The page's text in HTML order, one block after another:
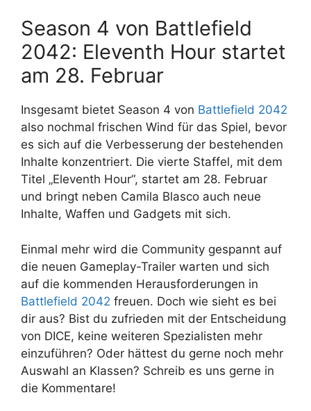
Season 4 von Battlefield
2042: Eleventh Hour startet
am 28. Februar
Insgesamt bietet Season 4 von Battlefield 2042
also nochmal frischen Wind für das Spiel, bevor
es sich auf die Verbesserung der bestehenden
Inhalte konzentriert. Die vierte Staffel, mit dem
Titel „Eleventh Hour“, startet am 28. Februar
und bringt neben Camila Blasco auch neue
Inhalte, Waffen und Gadgets mit sich.
Einmal mehr wird die Community gespannt auf
die neuen Gameplay-Trailer warten und sich
auf die kommenden Herausforderungen in
Battlefield 2042 freuen. Doch wie sieht es bei
dir aus? Bist du zufrieden mit der Entscheidung
von DICE, keine weiteren Spezialisten mehr
einzuführen? Oder hättest du gerne noch mehr
Auswahl an Klassen? Schreib es uns gerne in
die Kommentare!